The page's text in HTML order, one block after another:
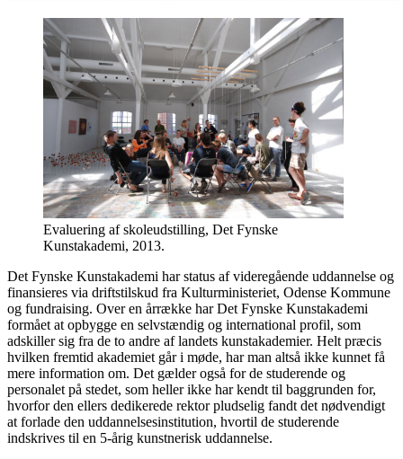
Evaluering af skoleudstilling, Det Fynske
Kunstakademi, 2013.
Det Fynske Kunstakademi har status af videregående uddannelse og
finansieres via driftstilskud fra Kulturministeriet, Odense Kommune
og fundraising. Over en årrække har Det Fynske Kunstakademi
formået at opbygge en selvstændig og international profil, som
adskiller sig fra de to andre af landets kunstakademier. Helt præcis
hvilken fremtid akademiet går i møde, har man altså ikke kunnet få
mere information om. Det gælder også for de studerende og
personalet på stedet, som heller ikke har kendt til baggrunden for,
hvorfor den ellers dedikerede rektor pludselig fandt det nødvendigt
at forlade den uddannelsesinstitution, hvortil de studerende
indskrives til en 5-årig kunstnerisk uddannelse.